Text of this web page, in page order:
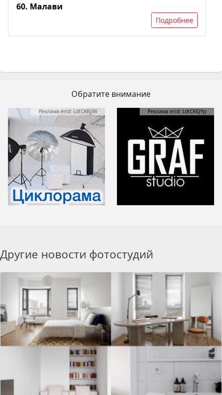
60. Малави
Подробнее
Обратите внимание
Реклама erid: LdtCKKjJW Реклама erid: LdtCK6JYp
Другие новости фотостудий